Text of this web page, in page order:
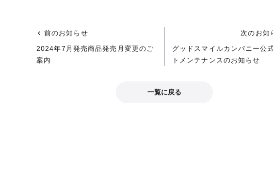
前のお知らせ
2024年7月発売商品発売月変更のご
案内
次のお知
グッドスマイルカンパニー公
トメンテナンスのお知らせ
一覧に戻る